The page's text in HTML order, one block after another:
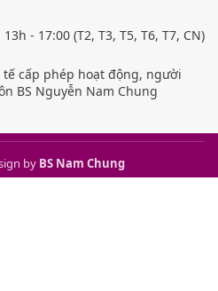
- 17:00 (T2, T3, T5, T6, T7, CN)
tế cấp phép hoạt động, người
BS Nguyễn Nam Chung
by BS Nam Chung